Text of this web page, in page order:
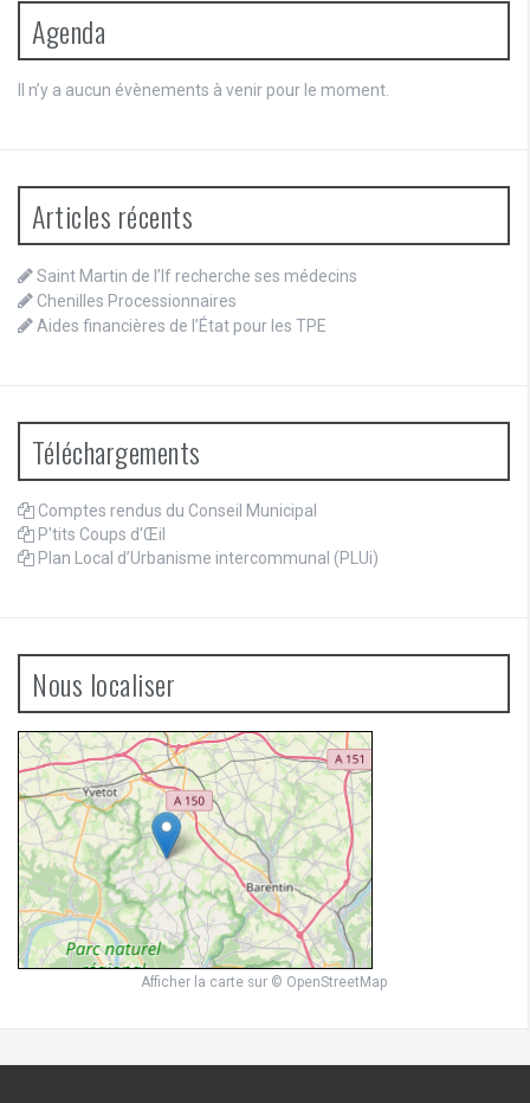
Agenda
Il n’y a aucun évènements à venir pour le moment.
Articles récents
Saint Martin de l’If recherche ses médecins
Chenilles Processionnaires
Aides financières de l’État pour les TPE
Téléchargements
Comptes rendus du Conseil Municipal
P'tits Coups d'Œil
Plan Local d’Urbanisme intercommunal (PLUi)
Nous localiser
Afficher la carte sur © OpenStreetMap